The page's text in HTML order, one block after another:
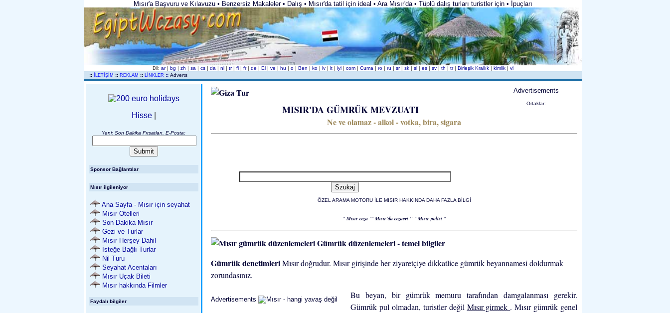
Mısır'a Başvuru ve Kılavuzu • Benzersiz Makaleler • Dalış • Mısır'da tatil için ideal • Ara Mısır'da • Tüplü dalış turları turistler için • İpuçları
Dil: ar | bg | zh | sa | cs | da | nl | tr | fi | fr | de | El | ve | hu | o | Ben | ko | lv | lt | iyi | com | Cuma | ro | ru | sr | sk | sl | es | sv | th | tr | Birleşik Krallık | kimlik | vi
:: İLETİŞİM :: REKLAM :: LİNKLER :: Adverts
Hisse
Yeni: Son Dakika Fırsatları. E-Posta:
Sponsor Bağlantılar
Mısır ilgileniyor
Ana Sayfa - Mısır için seyahat
Mısır Otelleri
Son Dakika Mısır
Gezi ve Turlar
Mısır Herşey Dahil
İsteğe Bağlı Turlar
Nil Turu
Seyahat Acentaları
Mısır Uçak Bileti
Mısır hakkında Filmler
Faydalı bilgiler
Advertisements
Ortaklar:
MISIR'DA GÜMRÜK MEVZUATI
Ne ve olamaz - alkol - votka, bira, sigara
ÖZEL ARAMA MOTORU İLE MISIR HAKKINDA DAHA FAZLA BİLGİ
"Mısır ceza ""Mısır'da cezaevi " "Mısır polisi "
Gümrük düzenlemeleri - temel bilgiler
Gümrük denetimleriMısır doğrudur. Mısır girişinde her ziyaretçiye dikkatlice gümrük beyannamesi doldurmak
zorundasınız.
Advertisements
Bu beyan, bir gümrük memuru tarafından damgalanması gerekir.
Gümrük pul olmadan, turistler değil Mısır girmek . Mısır gümrük genel